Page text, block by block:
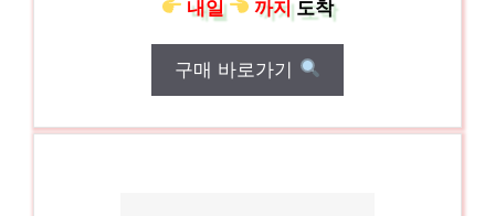
내일
까지도착
구매 바로가기